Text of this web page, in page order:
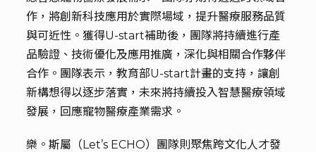
作，將創新科技應用於實際場域，提升醫療服務品質
與可近性。獲得U-start補助後，團隊將持續進行產
品驗證、技術優化及應用推廣，深化與相關合作夥伴
合作。團隊表示，教育部U-start計畫的支持，讓創
新構想得以逐步落實，未來將持續投入智慧醫療領域
發展，回應寵物醫療產業需求。
樂。斯屬（Let’s ECHO）團隊則聚焦跨文化人才發